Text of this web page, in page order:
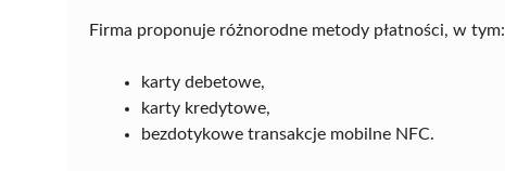
Firma proponuje różnorodne metody płatności, w tym:
karty debetowe,
karty kredytowe,
bezdotykowe transakcje mobilne NFC.